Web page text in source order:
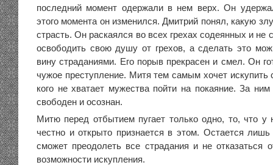
последний момент одержали в нем верх. Он
этого момента он изменился. Дмитрий понял, какую
страсть. Он раскаялся во всех грехах содеянных и
освободить свою душу от грехов, а сделать это
вину страданиями. Его порыв прекрасен и смел. Он
чужое преступление. Митя тем самым хочет искупить
кого не хватает мужества пойти на покаяние. За
свободен и осознан.
Митю перед отбытием пугает только одно, то, что у
честно и открыто признается в этом. Остается
сможет преодолеть все страдания и не отказаться
возможности искупления.